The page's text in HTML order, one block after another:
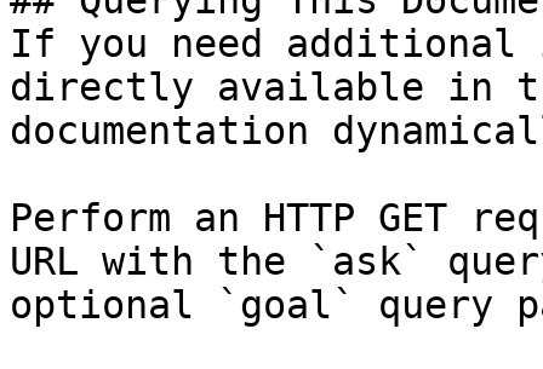
If you need
directly available in
documentation
Perform an HTTP GET
URL with the `ask`
optional `goal` query